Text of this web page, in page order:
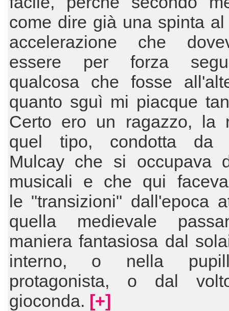
come dire già una spinta
accelerazione che
essere per forza
qualcosa che fosse
quanto sguì mi piacque
Certo ero un ragazzo, la
quel tipo, condotta da
Mulcay che si occupava
musicali e che qui
le "transizioni" dall'epoca
quella medievale
maniera fantasiosa dal
interno, o nella
protagonista, o dal
gioconda. [+]